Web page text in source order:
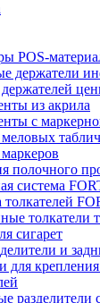
POS-
держатели
из акрила
с
полочного
система
толкателей
толкатели
сигарет
и
для крепления
разделители